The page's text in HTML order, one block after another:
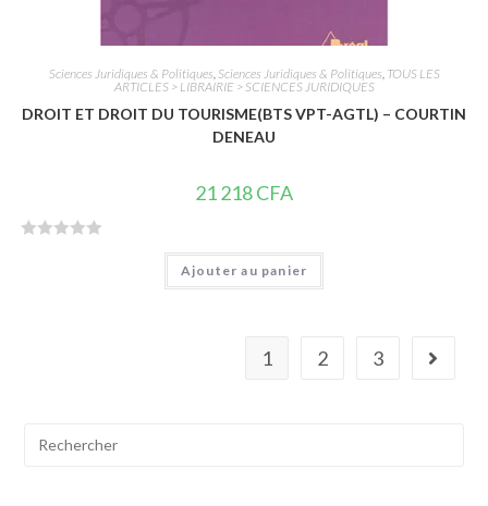
Sciences Juridiques & Politiques Sciences Juridiques & Politiques TOUS LES
ARTICLES > LIBRAIRIE > SCIENCES JURIDIQUES
DROIT ET DROIT DU TOURISME(BTS VPT-AGTL) – COURTIN
DENEAU
21 218CFA
Ajouter au panier
1 2 3
Search